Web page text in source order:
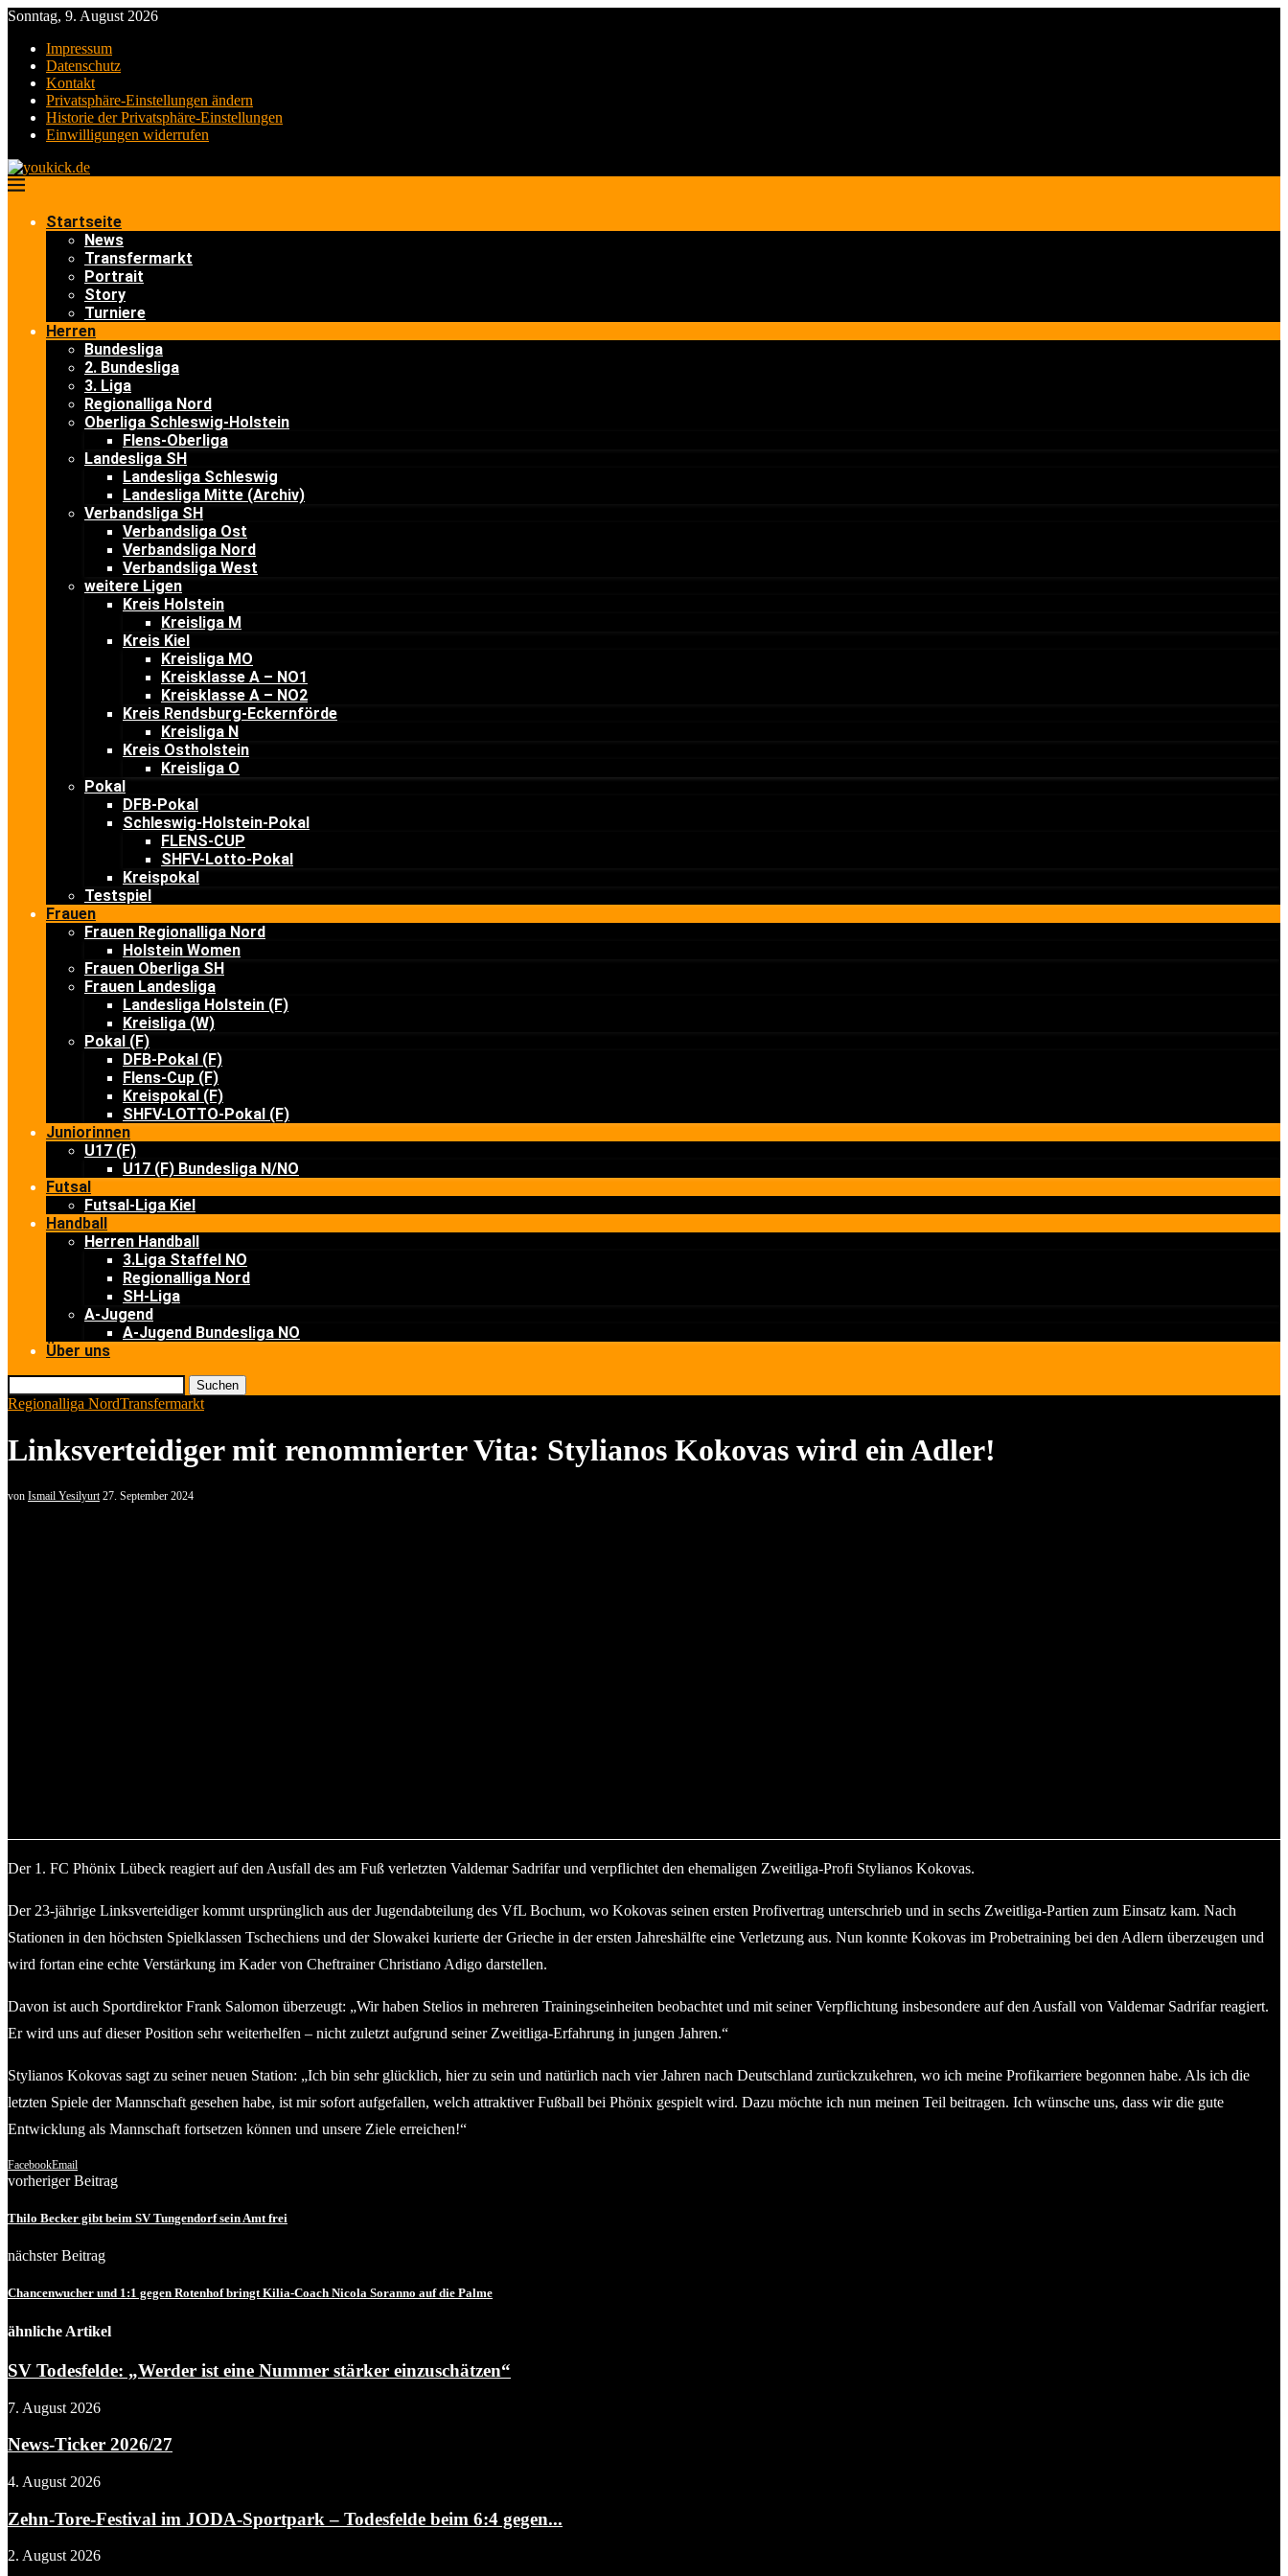
Sonntag, 9. August 2026
Impressum
Datenschutz
Kontakt
Privatsphäre-Einstellungen ändern
Historie der Privatsphäre-Einstellungen
Einwilligungen widerrufen
Startseite
News
Transfermarkt
Portrait
Story
Turniere
Herren
Bundesliga
2. Bundesliga
3. Liga
Regionalliga Nord
Oberliga Schleswig-Holstein
Flens-Oberliga
Landesliga SH
Landesliga Schleswig
Landesliga Mitte (Archiv)
Verbandsliga SH
Verbandsliga Ost
Verbandsliga Nord
Verbandsliga West
weitere Ligen
Kreis Holstein
Kreisliga M
Kreis Kiel
Kreisliga MO
Kreisklasse A – NO1
Kreisklasse A – NO2
Kreis Rendsburg-Eckernförde
Kreisliga N
Kreis Ostholstein
Kreisliga O
Pokal
DFB-Pokal
Schleswig-Holstein-Pokal
FLENS-CUP
SHFV-Lotto-Pokal
Kreispokal
Testspiel
Frauen
Frauen Regionalliga Nord
Holstein Women
Frauen Oberliga SH
Frauen Landesliga
Landesliga Holstein (F)
Kreisliga (W)
Pokal (F)
DFB-Pokal (F)
Flens-Cup (F)
Kreispokal (F)
SHFV-LOTTO-Pokal (F)
Juniorinnen
U17 (F)
U17 (F) Bundesliga N/NO
Futsal
Futsal-Liga Kiel
Handball
Herren Handball
3.Liga Staffel NO
Regionalliga Nord
SH-Liga
A-Jugend
A-Jugend Bundesliga NO
Über uns
Suchen
Regionalliga NordTransfermarkt
Linksverteidiger mit renommierter Vita: Stylianos Kokovas wird ein Adler!
von Ismail Yesilyurt 27. September 2024
Der 1. FC Phönix Lübeck reagiert auf den Ausfall des am Fuß verletzten Valdemar Sadrifar und verpflichtet den ehemaligen Zweitliga-Profi Stylianos Kokovas.
Der 23-jährige Linksverteidiger kommt ursprünglich aus der Jugendabteilung des VfL Bochum, wo Kokovas seinen ersten Profivertrag unterschrieb und in sechs Zweitliga-Partien zum Einsatz kam. Nach
Stationen in den höchsten Spielklassen Tschechiens und der Slowakei kurierte der Grieche in der ersten Jahreshälfte eine Verletzung aus. Nun konnte Kokovas im Probetraining bei den Adlern überzeugen und
wird fortan eine echte Verstärkung im Kader von Cheftrainer Christiano Adigo darstellen.
Davon ist auch Sportdirektor Frank Salomon überzeugt: „Wir haben Stelios in mehreren Trainingseinheiten beobachtet und mit seiner Verpflichtung insbesondere auf den Ausfall von Valdemar Sadrifar reagiert.
Er wird uns auf dieser Position sehr weiterhelfen – nicht zuletzt aufgrund seiner Zweitliga-Erfahrung in jungen Jahren.“
Stylianos Kokovas sagt zu seiner neuen Station: „Ich bin sehr glücklich, hier zu sein und natürlich nach vier Jahren nach Deutschland zurückzukehren, wo ich meine Profikarriere begonnen habe. Als ich die
letzten Spiele der Mannschaft gesehen habe, ist mir sofort aufgefallen, welch attraktiver Fußball bei Phönix gespielt wird. Dazu möchte ich nun meinen Teil beitragen. Ich wünsche uns, dass wir die gute
Entwicklung als Mannschaft fortsetzen können und unsere Ziele erreichen!“
FacebookEmail
vorheriger Beitrag
Thilo Becker gibt beim SV Tungendorf sein Amt frei
nächster Beitrag
Chancenwucher und 1:1 gegen Rotenhof bringt Kilia-Coach Nicola Soranno auf die Palme
ähnliche Artikel
SV Todesfelde: „Werder ist eine Nummer stärker einzuschätzen“
7. August 2026
News-Ticker 2026/27
4. August 2026
Zehn-Tore-Festival im JODA-Sportpark – Todesfelde beim 6:4 gegen...
2. August 2026